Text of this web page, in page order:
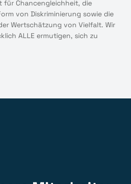
für Chancengleichheit, die
von Diskriminierung sowie die
Wertschätzung von Vielfalt. Wir
ALLE ermutigen, sich zu